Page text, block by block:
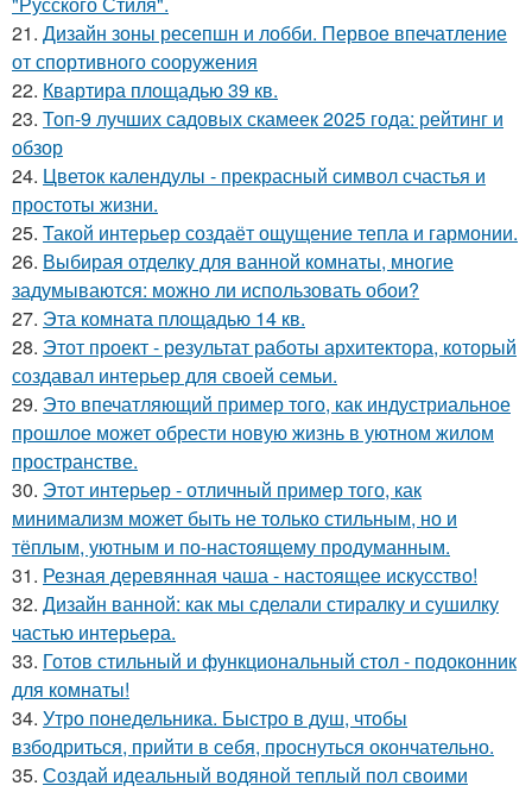
21. Дизайн зоны ресепшн и лобби. Первое впечатление
от спортивного сооружения
22. Квартира площадью 39 кв.
23. Топ-9 лучших садовых скамеек 2025 года: рейтинг и
обзор
24. Цветок календулы - прекрасный символ счастья и
простоты жизни.
25. Такой интерьер создаёт ощущение тепла и гармонии.
26. Выбирая отделку для ванной комнаты, многие
задумываются: можно ли использовать обои?
27. Эта комната площадью 14 кв.
28. Этот проект - результат работы архитектора, который
создавал интерьер для своей семьи.
29. Это впечатляющий пример того, как индустриальное
прошлое может обрести новую жизнь в уютном жилом
пространстве.
30. Этот интерьер - отличный пример того, как
минимализм может быть не только стильным, но и
тёплым, уютным и по-настоящему продуманным.
31. Резная деревянная чаша - настоящее искусство!
32. Дизайн ванной: как мы сделали стиралку и сушилку
частью интерьера.
33. Готов стильный и функциональный стол - подоконник
для комнаты!
34. Утро понедельника. Быстро в душ, чтобы
взбодриться, прийти в себя, проснуться окончательно.
35. Создай идеальный водяной теплый пол своими